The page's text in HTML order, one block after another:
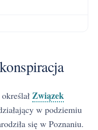
określał Związek
w podziemiu
się w Poznaniu.